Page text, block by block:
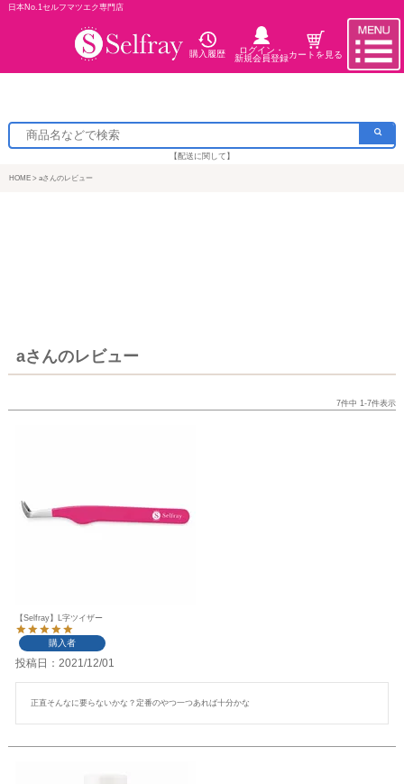
日本No.1セルフマツエク専門店
購入履歴
ログイン・
新規会員登録カートを見る
【配送に関して】
HOME aさんのレビュー
aさんのレビュー
7件中 1-7件表示
【Selfray】L字ツイザー
購入者
投稿日 2021/12/01
正直そんなに要らないかな？定番のやつ一つあれば十分かな